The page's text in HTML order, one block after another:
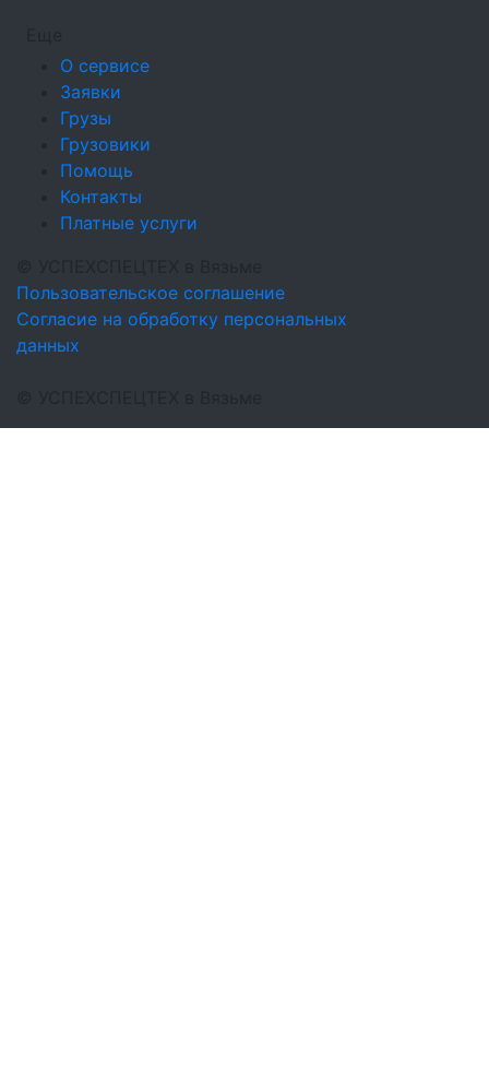
О сервисе
Заявки
Грузы
Грузовики
Помощь
Контакты
Платные услуги
Пользовательское соглашение
Согласие на обработку персональных
данных